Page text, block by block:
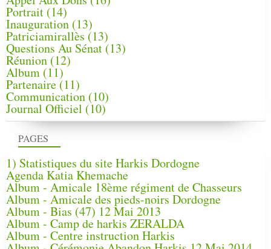
PAGES
1) Statistiques du site Harkis Dordogne
Agenda Katia Khemache
Album - Amicale 18ème régiment de Chasseurs
Album - Amicale des pieds-noirs Dordogne
Album - Bias (47) 12 Mai 2013
Album - Camp de harkis ZERALDA
Album - Centre instruction Harkis
Portrait (14)
Inauguration (13)
Patriciamirallès (13)
Questions Au Sénat(13)
Réunion (12)
Album (11)
Partenaire(11)
Communication (10)
Journal Officiel (10)